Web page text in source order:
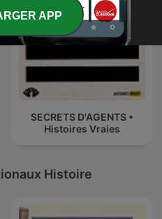
SECRETS D'AGENTS •
Histoires Vraies
Histoire
APP